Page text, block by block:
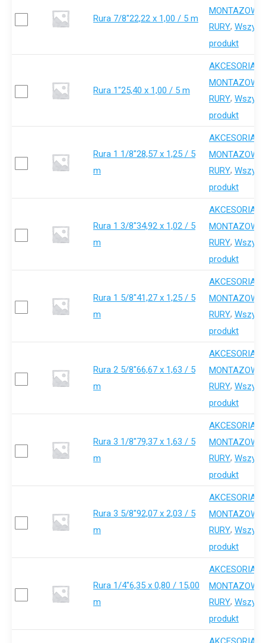
Rura 7/8"22,22 x 1,00 / 5 m
MONTAZOWE
RURY,
produkt
Rura 1"25,40 x 1,00 / 5 m
AKCESORIA-
MONTAZOWE
RURY,
produkt
Rura 1 1/8"28,57 x 1,25 / 5
m
AKCESORIA-
MONTAZOWE
RURY,
produkt
Rura 1 3/8"34,92 x 1,02 / 5
m
AKCESORIA-
MONTAZOWE
RURY,
produkt
Rura 1 5/8"41,27 x 1,25 / 5
m
AKCESORIA-
MONTAZOWE
RURY,
produkt
Rura 2 5/8"66,67 x 1,63 / 5
m
AKCESORIA-
MONTAZOWE
RURY,
produkt
Rura 3 1/8"79,37 x 1,63 / 5
m
AKCESORIA-
MONTAZOWE
RURY,
produkt
Rura 3 5/8"92,07 x 2,03 / 5
m
AKCESORIA-
MONTAZOWE
RURY,
produkt
Rura 1/4"6,35 x 0,80 / 15,00
m
AKCESORIA-
MONTAZOWE
RURY,
produkt